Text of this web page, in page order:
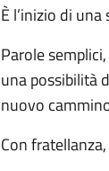
È l’inizio di
Parole
una possibilità
nuovo
Con